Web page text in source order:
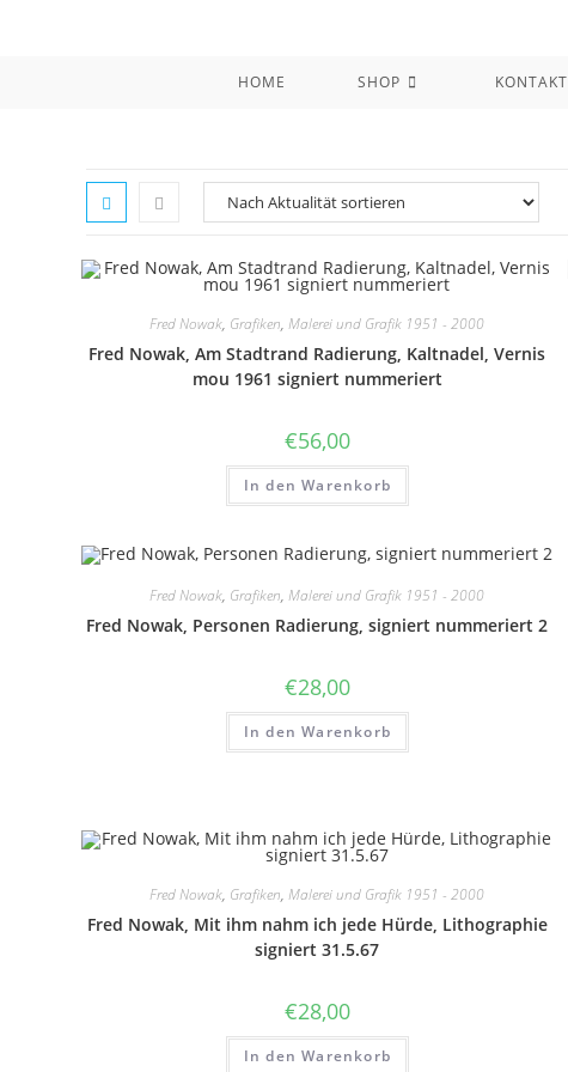
HOME SHOP KONTAKT
Fred Nowak, Grafiken,Malerei und Grafik 1951 - 2000
Fred Nowak, Am Stadtrand Radierung, Kaltnadel, Vernis
mou 1961 signiert nummeriert
€56,00
In den Warenkorb
Fred Nowak, Grafiken,Malerei und Grafik 1951 - 2000
Fred Nowak, Personen Radierung, signiert nummeriert 2
€28,00
In den Warenkorb
Fred Nowak, Grafiken,Malerei und Grafik 1951 - 2000
Fred Nowak, Mit ihm nahm ich jede Hürde, Lithographie
signiert 31.5.67
€28,00
In den Warenkorb